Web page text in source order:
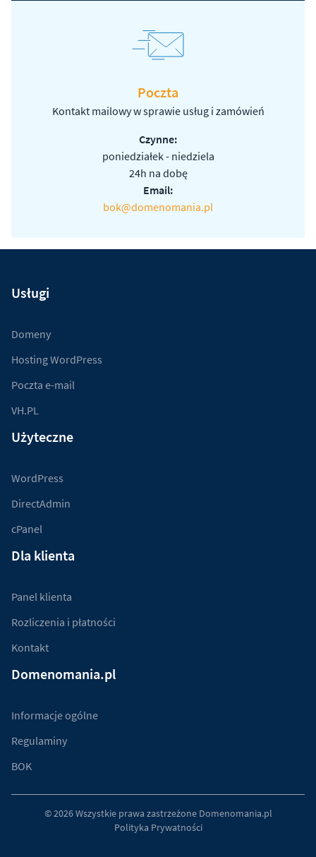
Poczta
Kontakt mailowy w sprawie usług i zamówień
Czynne:
poniedziałek - niedziela
24h na dobę
Email:
bok@domenomania.pl
Usługi
Domeny
Hosting WordPress
Poczta e-mail
VH.PL
Użyteczne
WordPress
DirectAdmin
cPanel
Dla klienta
Panel klienta
Rozliczenia i płatności
Kontakt
Domenomania.pl
Informacje ogólne
Regulaminy
BOK
© 2026 Wszystkie prawa zastrzeżone Domenomania.pl
Polityka Prywatności